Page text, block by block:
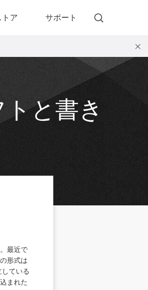
） 動画・音楽変換プロ
• 動画・音楽変換6！プロ for Windows
• 動画・音楽変換3！プロ for Mac
トア サポート
と書き
最近で
形式は
ている
まれた